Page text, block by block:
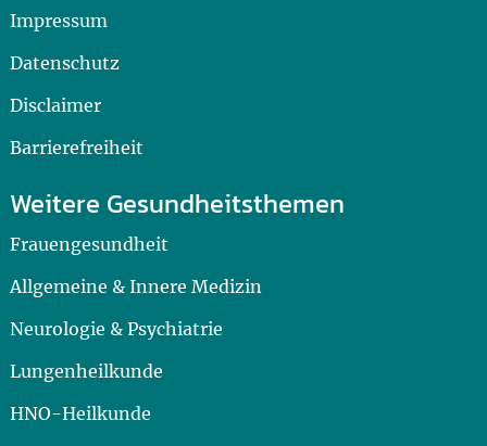
Impressum
Datenschutz
Disclaimer
Barrierefreiheit
Weitere Gesundheitsthemen
Frauengesundheit
Allgemeine & Innere Medizin
Neurologie & Psychiatrie
Lungenheilkunde
HNO-Heilkunde